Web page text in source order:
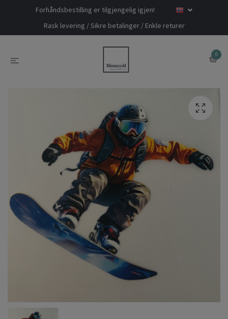
Forhåndsbestilling er tilgjengelig igjen!
Rask levering / Sikre betalinger / Enkle returer
0